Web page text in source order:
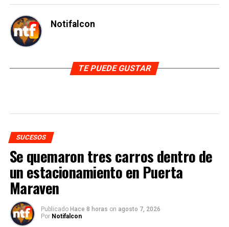
Notifalcon
TE PUEDE GUSTAR
SUCESOS
Se quemaron tres carros dentro de
un estacionamiento en Puerta
Maraven
Publicado Hace 8 horas on agosto 7, 2026
Por Notifalcon